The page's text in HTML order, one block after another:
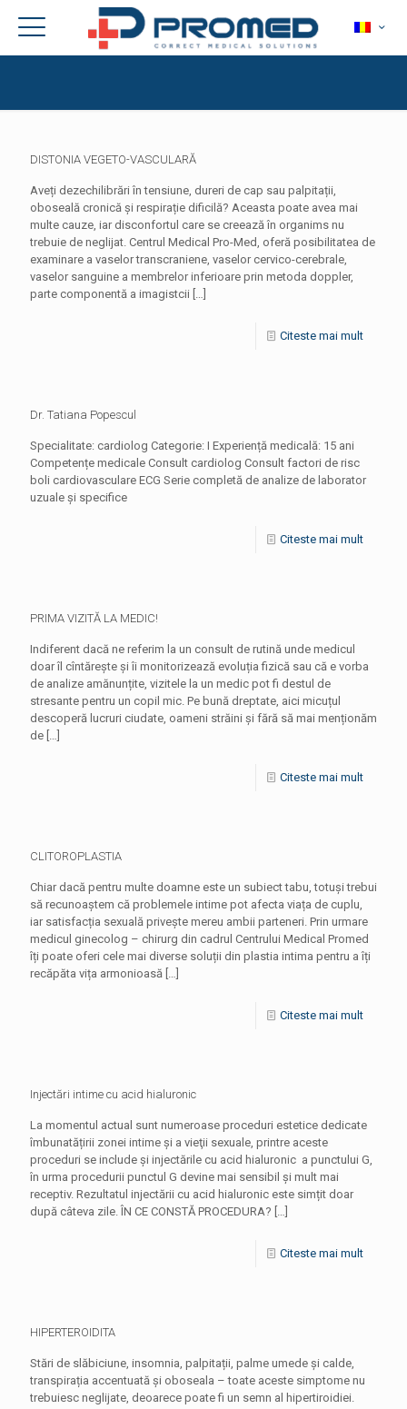
DISTONIA VEGETO-VASCULARĂ
Aveți dezechilibrări în tensiune, dureri de cap sau palpitații,
oboseală cronică și respirație dificilă? Aceasta poate avea mai
multe cauze, iar disconfortul care se creează în organims nu
trebuie de neglijat. Centrul Medical Pro-Med, oferă posibilitatea de
examinare a vaselor transcraniene, vaselor cervico-cerebrale,
vaselor sanguine a membrelor inferioare prin metoda doppler,
parte componentă a imagistcii […]
Citeste mai mult
Dr. Tatiana Popescul
Specialitate: cardiolog Categorie: I Experiență medicală: 15 ani
Competențe medicale Consult cardiolog Consult factori de risc
boli cardiovasculare ECG Serie completă de analize de laborator
uzuale şi specifice
Citeste mai mult
PRIMA VIZITĂ LA MEDIC!
Indiferent dacă ne referim la un consult de rutină unde medicul
doar îl cîntăreşte și îi monitorizează evoluția fizică sau că e vorba
de analize amănunțite, vizitele la un medic pot fi destul de
stresante pentru un copil mic. Pe bună dreptate, aici micuțul
descoperă lucruri ciudate, oameni străini și fără să mai menționăm
de […]
Citeste mai mult
CLITOROPLASTIA
Chiar dacă pentru multe doamne este un subiect tabu, totuși trebui
să recunoaștem că problemele intime pot afecta viața de cuplu,
iar satisfacția sexuală privește mereu ambii parteneri. Prin urmare
medicul ginecolog – chirurg din cadrul Centrului Medical Promed
îți poate oferi cele mai diverse soluții din plastia intima pentru a îți
recăpăta vița armonioasă […]
Citeste mai mult
Injectări intime cu acid hialuronic
La momentul actual sunt numeroase proceduri estetice dedicate
îmbunatățirii zonei intime și a vieţii sexuale, printre aceste
proceduri se include și injectările cu acid hialuronic a punctului G,
în urma procedurii punctul G devine mai sensibil și mult mai
receptiv. Rezultatul injectării cu acid hialuronic este simțit doar
după câteva zile. ÎN CE CONSTĂ PROCEDURA? […]
Citeste mai mult
HIPERTEROIDITA
Stări de slăbiciune, insomnia, palpitații, palme umede și calde,
transpirația accentuată și oboseala – toate aceste simptome nu
trebuiesc neglijate, deoarece poate fi un semn al hipertiroidiei.